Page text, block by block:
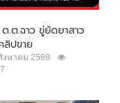
.ต.ฉาว ขู่ยัดยาสาว
ลิปขาย
งหาคม 2569